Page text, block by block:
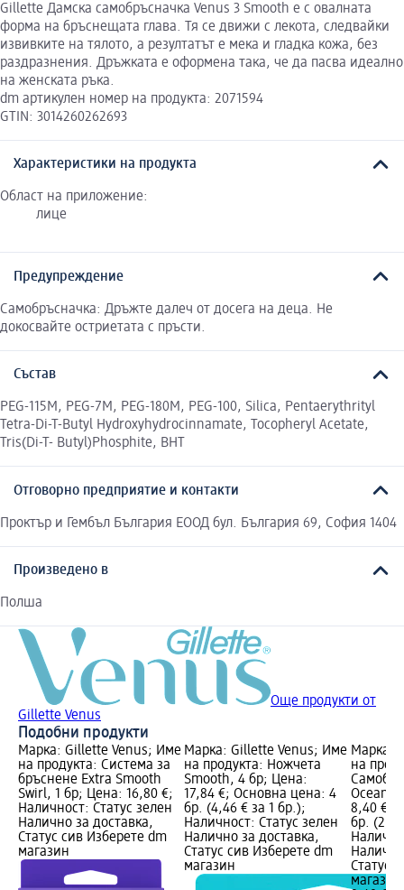
Gillette Дамска самобръсначка Venus 3 Smooth е с овалната
форма на бръснещата глава. Тя се движи с лекота, следвайки
извивките на тялото, а резултатът е мека и гладка кожа, без
раздразнения. Дръжката е оформена така, че да пасва идеално
на женската ръка.
dm артикулен номер на продукта: 2071594
GTIN: 3014260262693
Характеристики на продукта
Област на приложение:
лице
Предупреждение
Самобръсначка: Дръжте далеч от досега на деца. Не
докосвайте остриетата с пръсти.
Състав
PEG-115M, PEG-7M, PEG-180M, PEG-100, Silica, Pentaerythrityl
Tetra-Di-T-Butyl Hydroxyhydrocinnamate, Tocopheryl Acetate,
Tris(Di-T- Butyl)Phosphite, BHT
Отговорно предприятие и контакти
Проктър и Гембъл България ЕООД бул. България 69, София 1404
Произведено в
Полша
Още продукти от
Gillette Venus
Подобни продукти
Марка: Gillette Venus; Име
на продукта: Система за
бръснене Extra Smooth
Swirl, 1 бр; Цена: 16,80 €;
Наличност: Статус зелен
Налично за доставка,
Статус сив Изберете dm
магазин
Марка: Gillette Venus; Име
на продукта: Ножчета
Smooth, 4 бр; Цена:
17,84 €; Основна цена: 4
бр. (4,46 € за 1 бр.);
Наличност: Статус зелен
Налично за доставка,
Статус сив Изберете dm
магазин
Марка:
на
8,40 €;
бр.
Статус
магазин